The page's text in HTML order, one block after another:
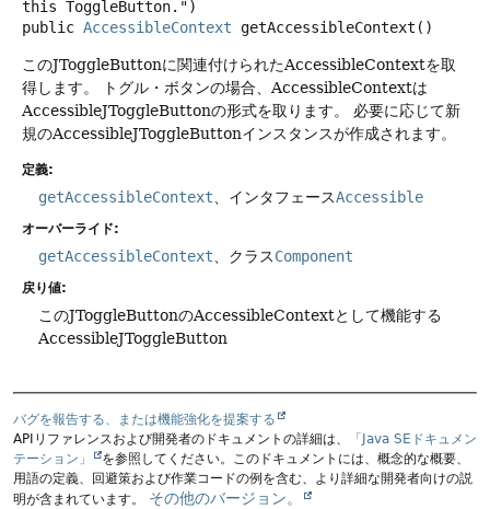
public AccessibleContext getAccessibleContext ()
このJToggleButtonに関連付けられたAccessibleContextを取
得します。
トグル・ボタンの場合、AccessibleContextは
AccessibleJToggleButtonの形式を取ります。
必要に応じて新
規のAccessibleJToggleButtonインスタンスが作成されます。
定義:
getAccessibleContext 、インタフェースAccessible
オーバーライド:
getAccessibleContext 、クラスComponent
戻り値:
このJToggleButtonのAccessibleContextとして機能する
AccessibleJToggleButton
バグを報告する、または機能強化を提案する
APIリファレンスおよび開発者のドキュメントの詳細は、
「Java SEドキュメン
テーション」
を参照してください。このドキュメントには、概念的な概要、
用語の定義、回避策および作業コードの例を含む、より詳細な開発者向けの説
明が含まれています。
その他のバージョン。